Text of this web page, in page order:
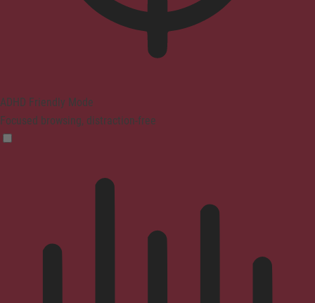
ADHD Friendly Mode
Focused browsing, distraction-free